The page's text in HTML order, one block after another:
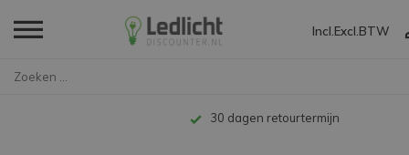
Incl. Excl. BTW
Tot 10 jaar garantie